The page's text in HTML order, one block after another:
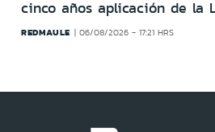
cinco años aplicación de la
REDMAULE 06/08/2026 - 17:21 HRS